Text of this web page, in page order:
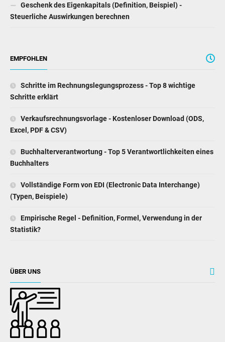
Geschenk des Eigenkapitals (Definition, Beispiel) -
Steuerliche Auswirkungen berechnen
EMPFOHLEN
Schritte im Rechnungslegungsprozess - Top 8 wichtige
Schritte erklärt
Verkaufsrechnungsvorlage - Kostenloser Download (ODS,
Excel, PDF & CSV)
Buchhalterverantwortung - Top 5 Verantwortlichkeiten eines
Buchhalters
Vollständige Form von EDI (Electronic Data Interchange)
(Typen, Beispiele)
Empirische Regel - Definition, Formel, Verwendung in der
Statistik?
ÜBER UNS